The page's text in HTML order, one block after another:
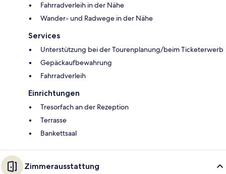
Fahrradverleih in der Nähe
Wander- und Radwege in der Nähe
Services
Unterstützung bei der Tourenplanung/beim Ticketerwerb
Gepäckaufbewahrung
Fahrradverleih
Einrichtungen
Tresorfach an der Rezeption
Terrasse
Bankettsaal
Zimmerausstattung